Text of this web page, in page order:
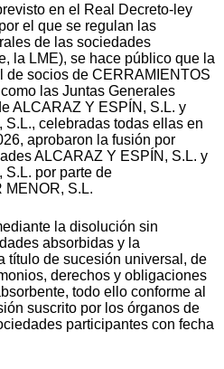
en el Real Decreto-ley
el que se regulan las
de las sociedades
la LME), se hace público que la
de socios de CERRAMIENTOS
las Juntas Generales
ALCARAZ Y ESPÍN, S.L. y
S.L., celebradas todas ellas en
aprobaron la fusión por
ALCARAZ Y ESPÍN, S.L. y
S.L. por parte de
MENOR, S.L.
la disolución sin
absorbidas y la
título de sucesión universal, de
derechos y obligaciones
todo ello conforme al
suscrito por los órganos de
participantes con fecha